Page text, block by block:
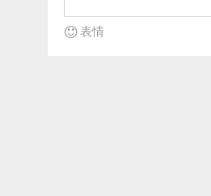
表情